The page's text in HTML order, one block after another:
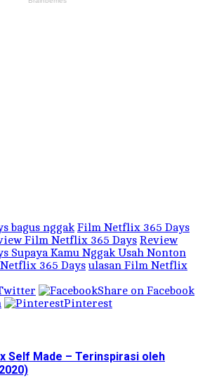
bagus nggak Film Netflix 365 Days
Film Netflix 365 Days Review
Supaya Kamu Nggak Usah Nonton
365 Days ulasan Film Netflix
Share on Facebook
Pinterest
Self Made – Terinspirasi oleh